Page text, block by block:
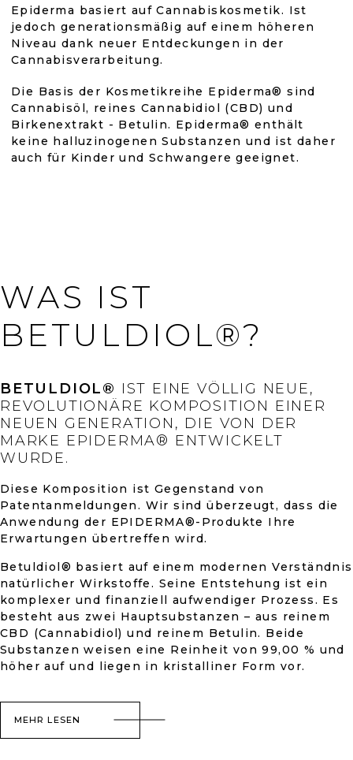
E
Epiderma basiert auf Cannabiskosmetik. Ist
jedoch generationsmäßig auf einem höheren
Niveau dank neuer Entdeckungen in der
Cannabisverarbeitung.
Die Basis der Kosmetikreihe Epiderma® sind
Cannabisöl, reines Cannabidiol (CBD) und
Birkenextrakt - Betulin. Epiderma® enthält
keine halluzinogenen Substanzen und ist daher
auch für Kinder und Schwangere geeignet.
WAS IST
BETULDIOL®?
BETULDIOL® IST EINE VÖLLIG NEUE,
REVOLUTIONÄRE KOMPOSITION EINER
NEUEN GENERATION, DIE VON DER
MARKE EPIDERMA® ENTWICKELT
WURDE.
Diese Komposition ist Gegenstand von
Patentanmeldungen. Wir sind überzeugt, dass die
Anwendung der EPIDERMA®-Produkte Ihre
Erwartungen übertreffen wird.
Betuldiol® basiert auf einem modernen Verständnis
natürlicher Wirkstoffe. Seine Entstehung ist ein
komplexer und finanziell aufwendiger Prozess. Es
besteht aus zwei Hauptsubstanzen – aus reinem
CBD (Cannabidiol) und reinem Betulin. Beide
Substanzen weisen eine Reinheit von 99,00 % und
höher auf und liegen in kristalliner Form vor.
MEHR LESEN